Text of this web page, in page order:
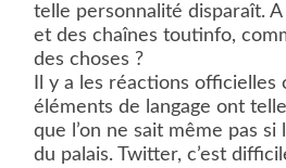
telle personnalité disparaît.
et des chaînes toutinfo,
des choses ?
Il y a les réactions officielles
éléments de langage ont
que l’on ne sait même pas si
du palais. Twitter, c’est